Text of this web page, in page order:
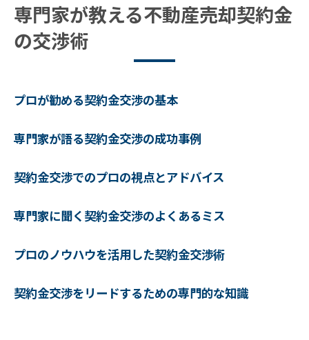
専門家が教える不動産売却契約金
の交渉術
プロが勧める契約金交渉の基本
専門家が語る契約金交渉の成功事例
契約金交渉でのプロの視点とアドバイス
専門家に聞く契約金交渉のよくあるミス
プロのノウハウを活用した契約金交渉術
契約金交渉をリードするための専門的な知識